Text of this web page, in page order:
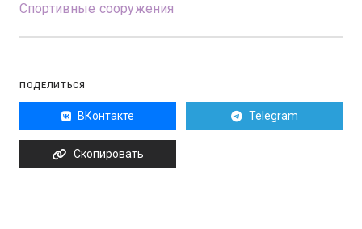
Спортивные сооружения
ПОДЕЛИТЬСЯ
ВКонтакте Telegram
Скопировать